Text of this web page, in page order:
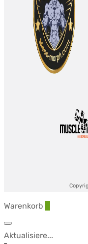
Warenkorb
Aktualisiere...